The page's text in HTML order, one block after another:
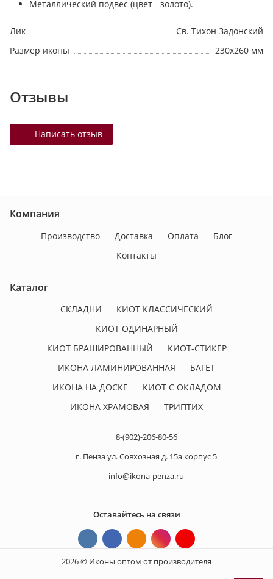
Металлический подвес (цвет - золото).
Лик
Св. Тихон Задонский
Размер иконы
230х260 мм
Отзывы
Написать отзыв
Компания
Производство Доставка Оплата
Блог
Контакты
Каталог
СКЛАДНИ
КИОТ КЛАССИЧЕСКИЙ
КИОТ ОДИНАРНЫЙ
КИОТ БРАШИРОВАННЫЙ
КИОТ-СТИКЕР
ИКОНА ЛАМИНИРОВАННАЯ
БАГЕТ
ИКОНА НА ДОСКЕ
КИОТ С ОКЛАДОМ
ИКОНА ХРАМОВАЯ
ТРИПТИХ
8-(902)-206-80-56
г. Пенза ул. Совхозная д. 15а корпус 5
info@ikona-penza.ru
Оставайтесь на связи
2026 © Иконы оптом от производителя